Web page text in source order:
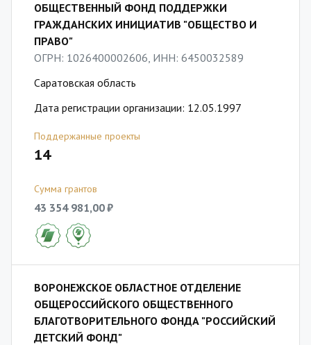
ОБЩЕСТВЕННЫЙ ФОНД ПОДДЕРЖКИ
ГРАЖДАНСКИХ ИНИЦИАТИВ "ОБЩЕСТВО И
ПРАВО"
ОГРН: 1026400002606, ИНН: 6450032589
Саратовская область
Дата регистрации организации: 12.05.1997
Поддержанные проекты
14
Сумма грантов
43 354 981,00 ₽
ВОРОНЕЖСКОЕ ОБЛАСТНОЕ ОТДЕЛЕНИЕ
ОБЩЕРОССИЙСКОГО ОБЩЕСТВЕННОГО
БЛАГОТВОРИТЕЛЬНОГО ФОНДА "РОССИЙСКИЙ
ДЕТСКИЙ ФОНД"